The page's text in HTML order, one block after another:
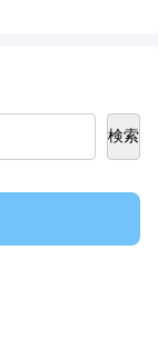
検索